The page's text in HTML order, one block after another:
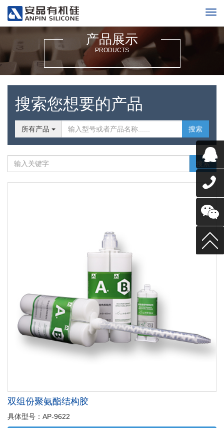
产品展示
PRODUCTS
搜索您想要的产品
所有产品 搜索
搜索
双组份聚氨酯结构胶
具体型号：AP-9622